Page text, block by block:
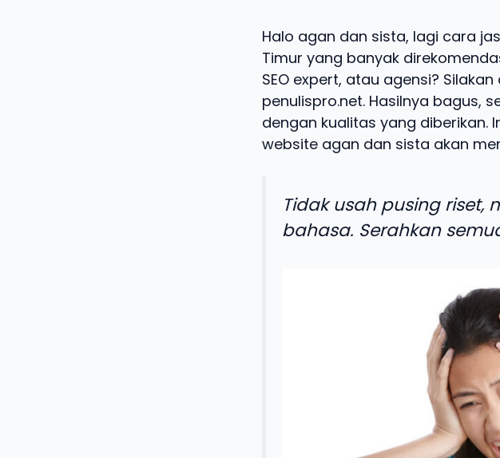
Halo agan dan sista, lagi cara
Timur yang banyak
SEO expert, atau agensi?
penulispro.net. Hasilnya bagus,
dengan kualitas yang diberikan.
website agan dan sista akan
Tidak usah pusing riset,
bahasa. Serahkan